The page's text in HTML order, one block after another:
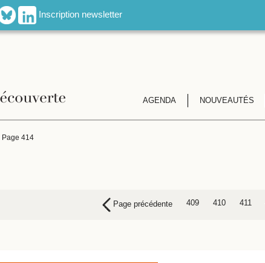
Inscription newsletter
AGENDA NOUVEAUTÉS
Page 414
Page précédente 409 410 411